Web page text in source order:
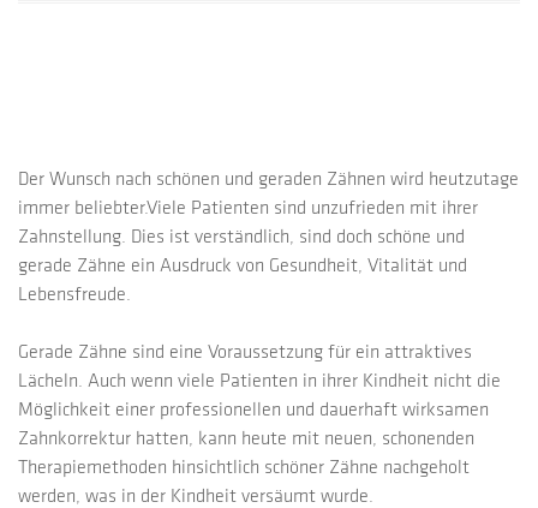
Der Wunsch nach schönen und geraden Zähnen wird heutzutage
immer beliebter.Viele Patienten sind unzufrieden mit ihrer
Zahnstellung. Dies ist verständlich, sind doch schöne und
gerade Zähne ein Ausdruck von Gesundheit, Vitalität und
Lebensfreude.
Gerade Zähne sind eine Voraussetzung für ein attraktives
Lächeln. Auch wenn viele Patienten in ihrer Kindheit nicht die
Möglichkeit einer professionellen und dauerhaft wirksamen
Zahnkorrektur hatten, kann heute mit neuen, schonenden
Therapiemethoden hinsichtlich schöner Zähne nachgeholt
werden, was in der Kindheit versäumt wurde.